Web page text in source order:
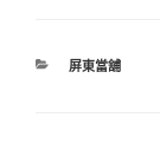
分
屏東當舖